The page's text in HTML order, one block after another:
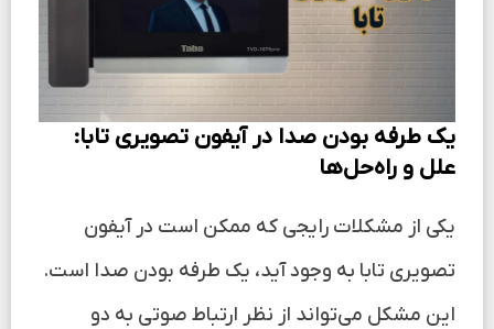
یک طرفه بودن صدا در آیفون تصویری تابا:
علل و راه‌حل‌ها
یکی از مشکلات رایجی که ممکن است در آیفون
تصویری تابا به وجود آید، یک طرفه بودن صدا است.
این مشکل می‌تواند از نظر ارتباط صوتی به دو